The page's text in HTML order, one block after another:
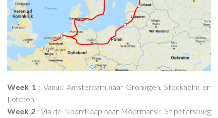
Week 1 : Vanuit Amsterdam naar Groningen, Stockholm en
Lofoten
Week 2 : Via de Noordkaap naar Moermansk, St petersburg